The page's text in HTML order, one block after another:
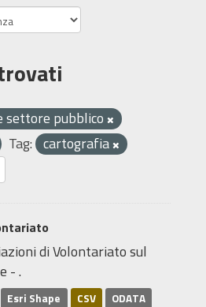
settore pubblico
Tag: cartografia
di Volontariato sul
- .
Esri Shape CSV ODATA